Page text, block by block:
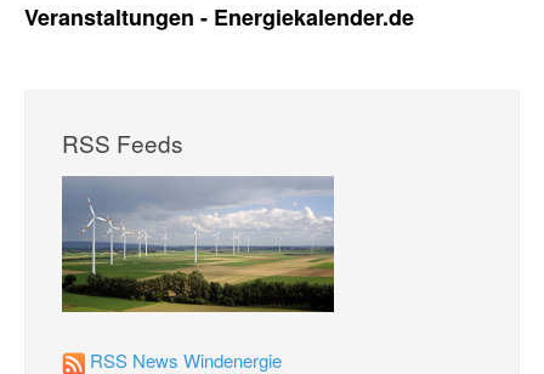
Veranstaltungen - Energiekalender.de
RSS Feeds
RSS News Windenergie